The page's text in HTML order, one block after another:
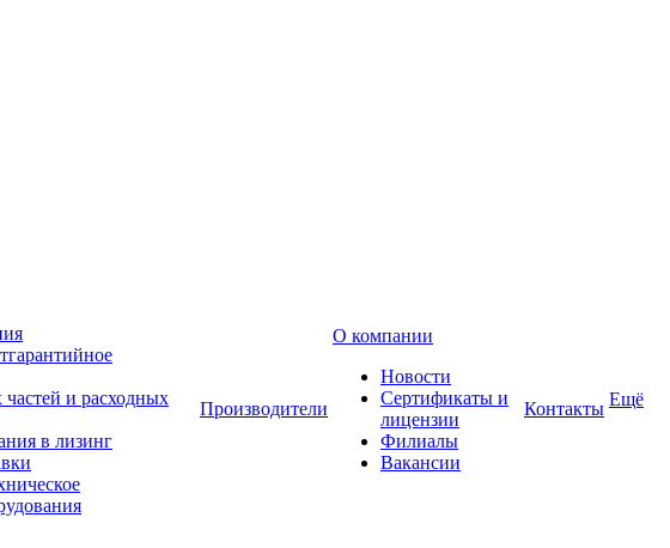
и расходных
в лизинг
Производители
О компании
Новости
Сертификаты и
лицензии
Филиалы
Вакансии
Контакты Ещё